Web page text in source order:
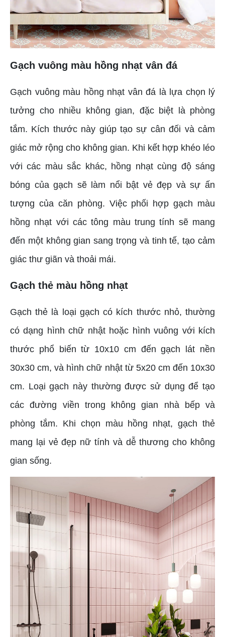
Gạch vuông màu hồng nhạt vân đá
Gạch vuông màu hồng nhạt vân đá là lựa chọn lý
tưởng cho nhiều không gian, đặc biệt là phòng
tắm. Kích thước này giúp tạo sự cân đối và cảm
giác mở rộng cho không gian. Khi kết hợp khéo léo
với các màu sắc khác, hồng nhạt cùng độ sáng
bóng của gạch sẽ làm nổi bật vẻ đẹp và sự ấn
tượng của căn phòng. Việc phối hợp gạch màu
hồng nhạt với các tông màu trung tính sẽ mang
đến một không gian sang trọng và tinh tế, tạo cảm
giác thư giãn và thoải mái.
Gạch thẻ màu hồng nhạt
Gạch thẻ là loại gạch có kích thước nhỏ, thường
có dạng hình chữ nhật hoặc hình vuông với kích
thước phổ biến từ 10x10 cm đến gạch lát nền
30x30 cm, và hình chữ nhật từ 5x20 cm đến 10x30
cm. Loại gạch này thường được sử dụng để tạo
các đường viền trong không gian nhà bếp và
phòng tắm. Khi chọn màu hồng nhạt, gạch thẻ
mang lại vẻ đẹp nữ tính và dễ thương cho không
gian sống.